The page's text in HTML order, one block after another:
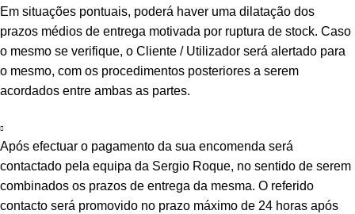
Em situações pontuais, poderá haver uma dilatação dos
prazos médios de entrega motivada por ruptura de stock. Caso
o mesmo se verifique, o Cliente / Utilizador será alertado para
o mesmo, com os procedimentos posteriores a serem
acordados entre ambas as partes.
Após efectuar o pagamento da sua encomenda será
contactado pela equipa da Sergio Roque, no sentido de serem
combinados os prazos de entrega da mesma. O referido
contacto será promovido no prazo máximo de 24 horas após